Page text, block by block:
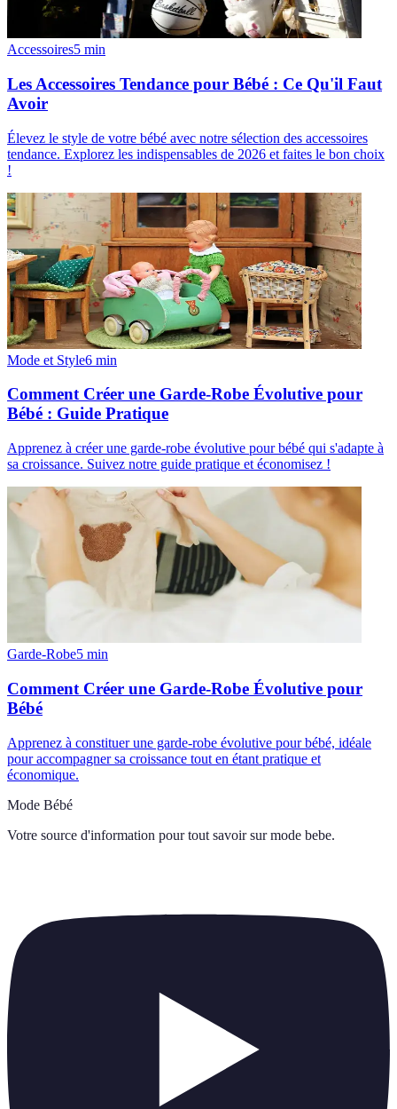
Accessoires5 min
Les Accessoires Tendance pour Bébé : Ce Qu'il Faut
Avoir
Élevez le style de votre bébé avec notre sélection des accessoires
tendance. Explorez les indispensables de 2026 et faites le bon choix
!
Mode et Style6 min
Comment Créer une Garde-Robe Évolutive pour
Bébé : Guide Pratique
Apprenez à créer une garde-robe évolutive pour bébé qui s'adapte à
sa croissance. Suivez notre guide pratique et économisez !
Garde-Robe5 min
Comment Créer une Garde-Robe Évolutive pour
Bébé
Apprenez à constituer une garde-robe évolutive pour bébé, idéale
pour accompagner sa croissance tout en étant pratique et
économique.
Mode Bébé
Votre source d'information pour tout savoir sur mode bebe.